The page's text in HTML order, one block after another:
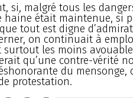
si, malgré tous les
haine était maintenue, si
tout est digne
on continuait à
surtout les moins
qu’une contre-vérité
du mensonge,
protestation.